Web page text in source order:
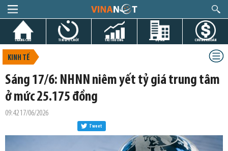
TRANG CHỦ TIN GIỜ CHÓT THỊ TRƯỜNG DỰ ÁN CHỨNG KHOÁN
KINH TẾ
Sáng 17/6: NHNN niêm yết tỷ giá trung tâm
ở mức 25.175 đồng
09:42 17/06/2026
Tweet